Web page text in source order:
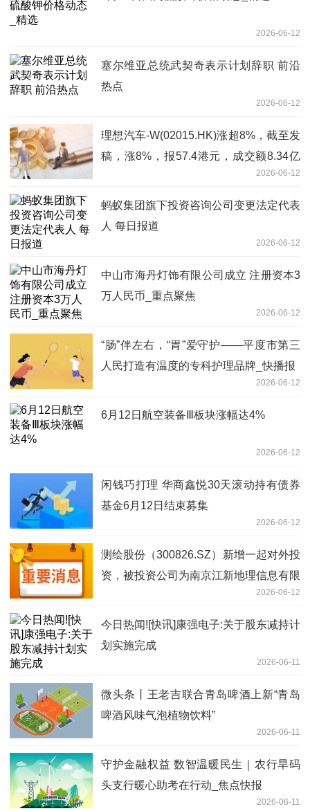
2026-06-12
塞尔维亚总统武契奇表示计划辞职 前沿
热点
2026-06-12
理想汽车-W(02015.HK)涨超8%，截至发
稿，涨8%，报57.4港元，成交额8.34亿
2026-06-12
蚂蚁集团旗下投资咨询公司变更法定代表
人 每日报道
2026-06-12
中山市海丹灯饰有限公司成立 注册资本3
万人民币_重点聚焦
2026-06-12
“肠”伴左右，“胃”爱守护——平度市第三
人民打造有温度的专科护理品牌_快播报
2026-06-12
6月12日航空装备Ⅲ板块涨幅达4%
2026-06-12
闲钱巧打理 华商鑫悦30天滚动持有债券
基金6月12日结束募集
2026-06-12
测绘股份（300826.SZ）新增一起对外投
资，被投资公司为南京江新地理信息有限
2026-06-12
今日热闻![快讯]康强电子:关于股东减持计
划实施完成
2026-06-11
微头条丨王老吉联合青岛啤酒上新“青岛
啤酒风味气泡植物饮料”
2026-06-11
守护金融权益 数智温暖民生｜农行旱码
头支行暖心助考在行动_焦点快报
2026-06-11